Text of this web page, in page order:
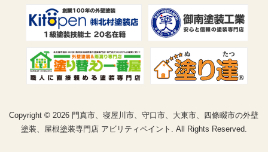
Copyright © 2026 門真市、寝屋川市、守口市、大東市、四條畷市の外壁
塗装、屋根塗装専門店 アビリティペイント. All Rights Reserved.